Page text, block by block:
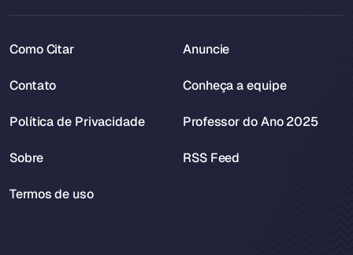
Como Citar
Contato
Política de Privacidade
Sobre
Termos de uso
Anuncie
Conheça a equipe
Professor do Ano 2025
RSS Feed